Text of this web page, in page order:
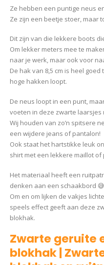
Ze hebben een puntige neus
Ze zijn een beetje stoer, maar
Dit zijn van die lekkere boots
Om lekker meters mee te
naar je werk, maar ook voor
De hak van 8,5 cm is heel
hoge hakken loopt.
De neus loopt in een punt,
voeten in deze zwarte
Wij houden van zo’n spitsere
een wijdere jeans of pantalon!
Ook staat het hartstikke leuk
shirt met een lekkere maillot
Het materiaal heeft een
denken aan een schaakbord
Om en om lijken de vakjes
speels effect geeft aan deze
blokhak.
Zwarte geruite
blokhak |